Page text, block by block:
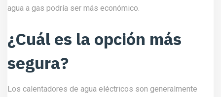
agua a gas podría ser más económico.
¿Cuál es la opción más
segura?
Los calentadores de agua eléctricos son generalmente